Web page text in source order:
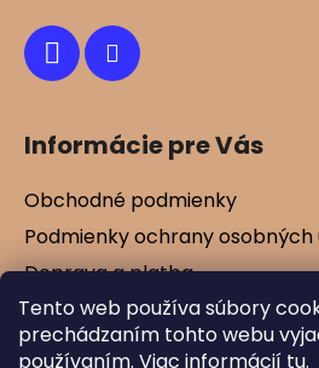
Tento web používa súbory
prechádzaním tohto webu
používaním. Viac informácií tu.
Informácie pre Vás
Obchodné podmienky
Podmienky ochrany osobných
Doprava a platba
Kontakty
Vernostné zľavy